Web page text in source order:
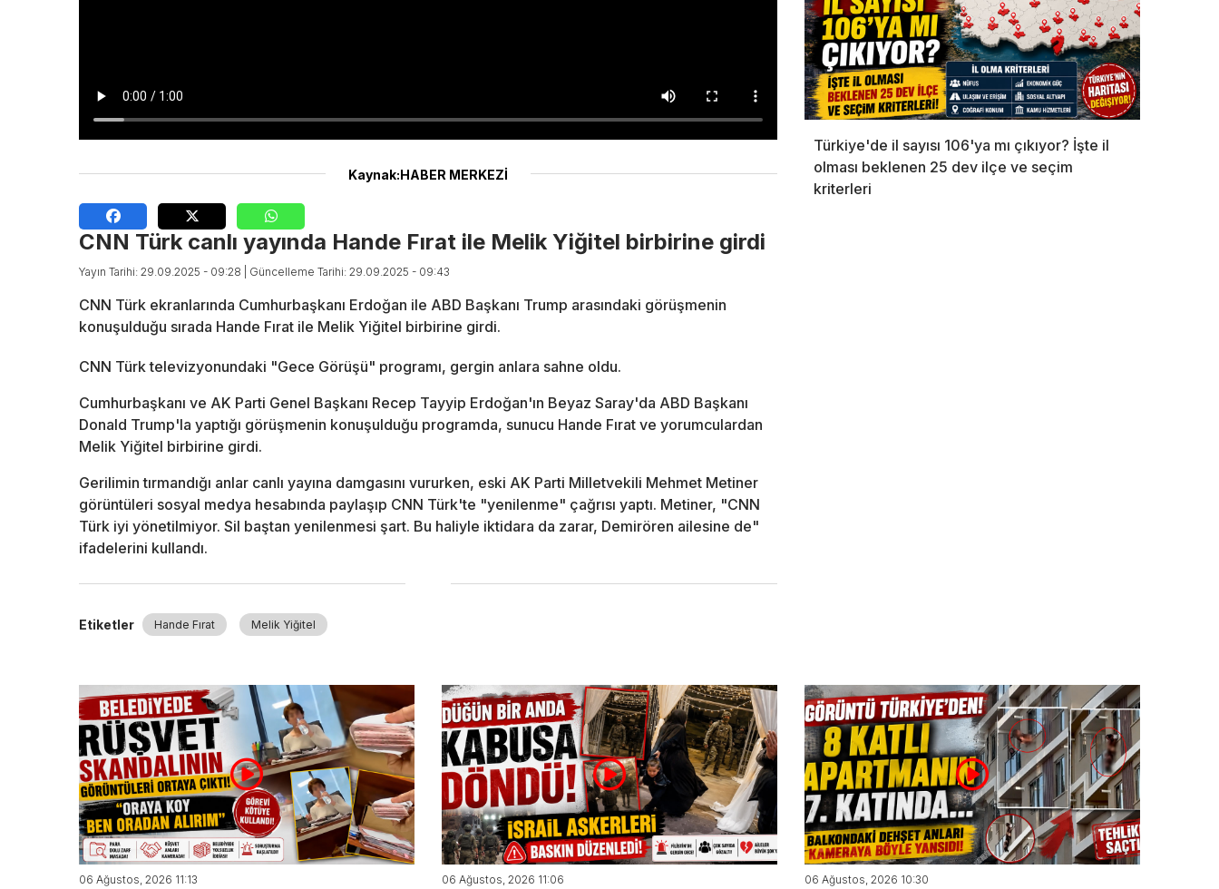
Kaynak:HABER MERKEZİ
CNN Türk canlı yayında Hande Fırat ile Melik Yiğitel birbirine girdi
Yayın Tarihi: 29.09.2025 - 09:28 | Güncelleme Tarihi: 29.09.2025 - 09:43
CNN Türk ekranlarında Cumhurbaşkanı Erdoğan ile ABD Başkanı Trump arasındaki görüşmenin
konuşulduğu sırada Hande Fırat ile Melik Yiğitel birbirine girdi.
CNN Türk televizyonundaki "Gece Görüşü" programı, gergin anlara sahne oldu.
Cumhurbaşkanı ve AK Parti Genel Başkanı Recep Tayyip Erdoğan'ın Beyaz Saray'da ABD Başkanı
Donald Trump'la yaptığı görüşmenin konuşulduğu programda, sunucu Hande Fırat ve yorumculardan
Melik Yiğitel birbirine girdi.
Gerilimin tırmandığı anlar canlı yayına damgasını vururken, eski AK Parti Milletvekili Mehmet Metiner
görüntüleri sosyal medya hesabında paylaşıp CNN Türk'te "yenilenme" çağrısı yaptı. Metiner, "CNN
Türk iyi yönetilmiyor. Sil baştan yenilenmesi şart. Bu haliyle iktidara da zarar, Demirören ailesine de"
ifadelerini kullandı.
Etiketler Hande Fırat Melik Yiğitel
Türkiye'de il sayısı 106'ya mı çıkıyor? İşte il
olması beklenen 25 dev ilçe ve seçim
kriterleri
06 Ağustos, 2026 11:13 06 Ağustos, 2026 11:06 06 Ağustos, 2026 10:30